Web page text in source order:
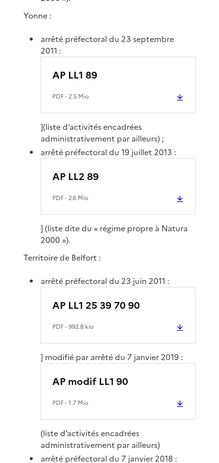
Yonne :
arrêté préfectoral du 23 septembre
2011 :
AP LL1 89
PDF- 2.5 Mio
](liste d’activités encadrées
administrativement par ailleurs) ;
arrêté préfectoral du 19 juillet 2013 :
AP LL2 89
PDF- 2.6 Mio
] (liste dite du « régime propre à Natura
2000 »).
Territoire de Belfort :
arrêté préfectoral du 23 juin 2011 :
AP LL1 25 39 70 90
PDF- 992.8 kio
] modifié par arrêté du 7 janvier 2019 :
AP modif LL1 90
PDF- 1.7 Mio
(liste d’activités encadrées
administrativement par ailleurs)
arrêté préfectoral du 7 janvier 2018 :